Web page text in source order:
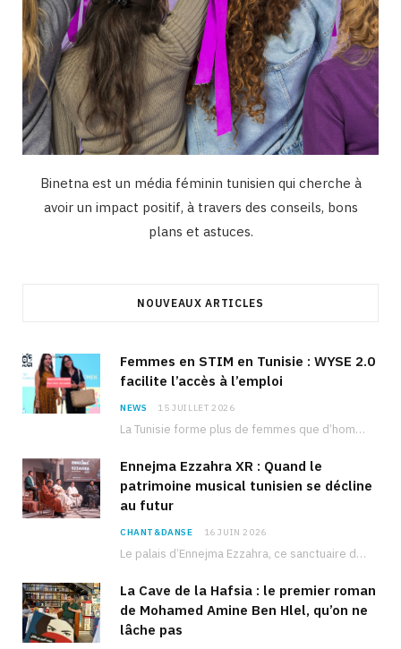
Binetna est un média féminin tunisien qui cherche à
avoir un impact positif, à travers des conseils, bons
plans et astuces.
NOUVEAUX ARTICLES
Femmes en STIM en Tunisie : WYSE 2.0
facilite l’accès à l’emploi
NEWS 15 JUILLET 2026
La Tunisie forme plus de femmes que d’hommes dans les filières scientifiques. Pourtant, pour beaucoup…
Ennejma Ezzahra XR : Quand le
patrimoine musical tunisien se décline
au futur
CHANT&DANSE 16 JUIN 2026
Le palais d’Ennejma Ezzahra, ce sanctuaire de la musique tunisienne et méditerranéenne construit par le…
La Cave de la Hafsia : le premier roman
de Mohamed Amine Ben Hlel, qu’on ne
lâche pas